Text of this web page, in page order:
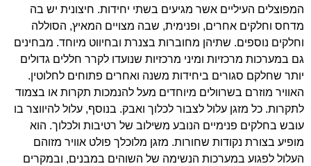
המפוצלים העיליים אשר מגיעים בשתי יחידות. חיצונית יש בה
מדחס וחלקים אחרים, ופנימית, שבה מצויים המאיץ, הסוללה
וחלקים נוספים. שתיהן מחוברות בצנרת ובחיווט מיוחד. מבחינים
גם במערכות מרכזיות ומיני מרכזיות שנועדו לקרר חללים גדולים
יותר שחלקם סגורים ביחידות משנה ואחרים פתוחים לחלוטין.
האוויר מוזרם בשרוולים מיוחדים מעל להנמכות תקרות או בצמוד
לתקרות. כל מזגן עלול לצבור לכלוך ואבק. בנוסף, עלול להיווצר בו
עובש בחלקים פנימיים הנובע משילוב של רטיבות ולכלוך. הוא
מופיע בצורת נקודות שחורות. מזגן מלוכלך פולט אוויר מזוהם
העלול לפגוע במערכות הנשימה של השוהים במבנים, ובמקרים